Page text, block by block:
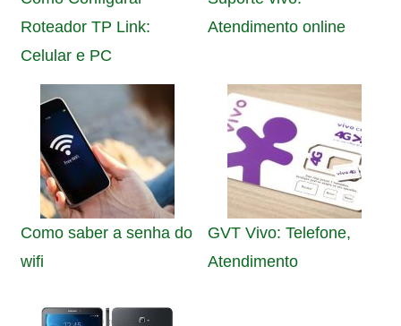
Roteador TP Link:
Celular e PC
Atendimento online
Como saber a senha do
wifi
GVT Vivo: Telefone,
Atendimento